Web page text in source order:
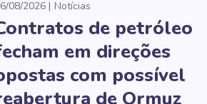
08/2026 Notícias
de petróleo
em direções
com possível
de Ormuz